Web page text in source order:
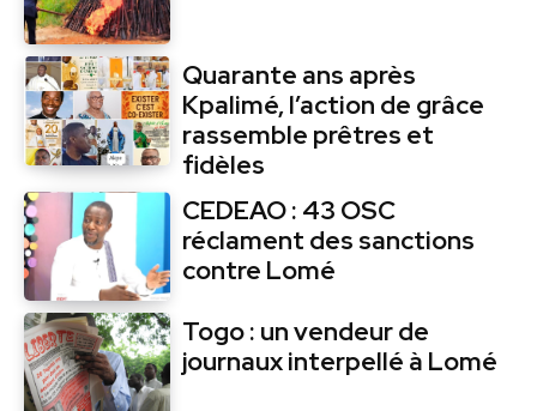
Quarante ans après
Kpalimé, l’action de grâce
rassemble prêtres et
fidèles
CEDEAO : 43 OSC
réclament des sanctions
contre Lomé
Togo : un vendeur de
journaux interpellé à Lomé